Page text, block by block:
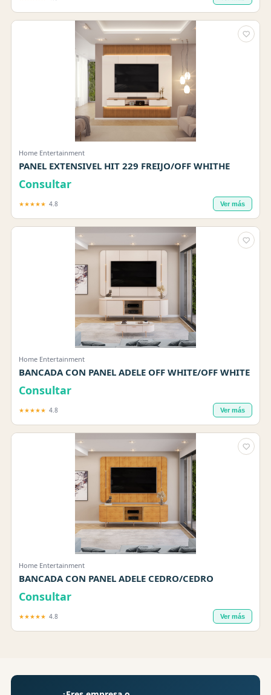
Home Entertainment
PANEL EXTENSIVEL HIT 229 FREIJO/OFF WHITHE
Consultar
★★★★★ 4.8 Ver más
Home Entertainment
BANCADA CON PANEL ADELE OFF WHITE/OFF WHITE
Consultar
★★★★★ 4.8 Ver más
Home Entertainment
BANCADA CON PANEL ADELE CEDRO/CEDRO
Consultar
★★★★★ 4.8 Ver más